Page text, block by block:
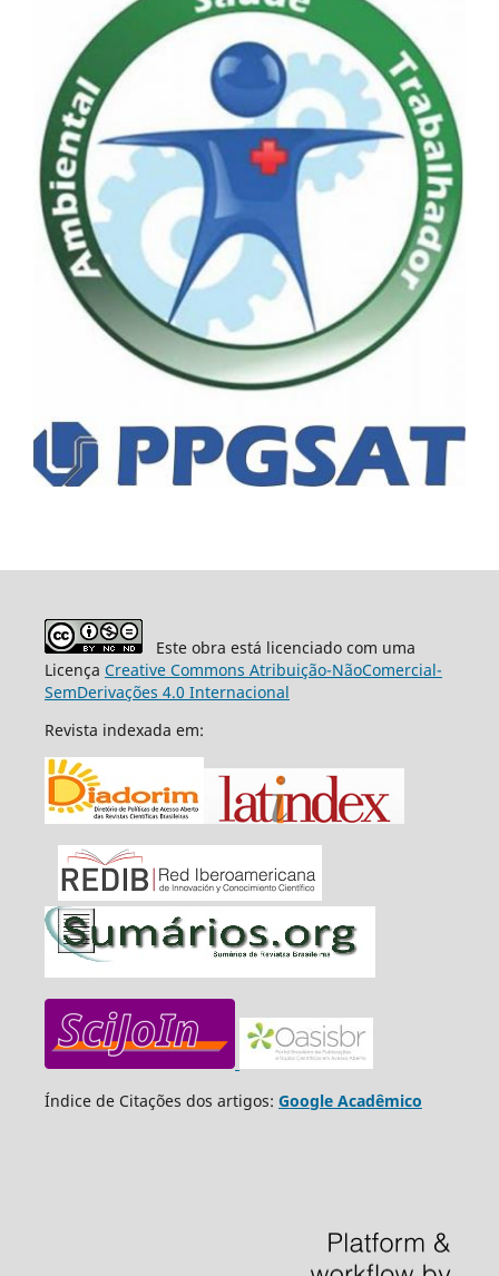
Este obra está licenciado com uma
Licença Creative Commons Atribuição-NãoComercial-
SemDerivações 4.0 Internacional
Revista indexada em:
Índice de Citações dos artigos: Google Acadêmico